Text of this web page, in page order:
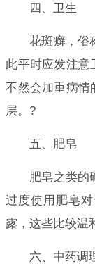
四、卫生
花斑癣，俗
此平时应发注意
不然会加重病情
层。?
五、肥皂
肥皂之类的
过度使用肥皂
露，这些比较温
六、中药调